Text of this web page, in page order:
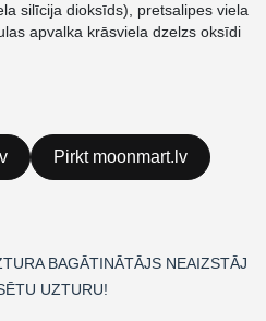
silīcija dioksīds), pretsalipes viela
apvalka krāsviela dzelzs oksīdi
Pirkt moonmart.lv
BAGĀTINĀTĀJS NEAIZSTĀJ
UZTURU!